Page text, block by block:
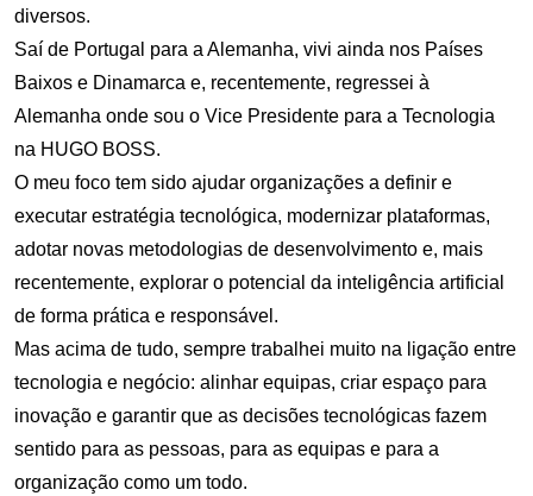
diversos.
Saí de Portugal para a Alemanha, vivi ainda nos Países
Baixos e Dinamarca e, recentemente, regressei à
Alemanha onde sou o Vice Presidente para a Tecnologia
na HUGO BOSS.
O meu foco tem sido ajudar organizações a definir e
executar estratégia tecnológica, modernizar plataformas,
adotar novas metodologias de desenvolvimento e, mais
recentemente, explorar o potencial da inteligência artificial
de forma prática e responsável.
Mas acima de tudo, sempre trabalhei muito na ligação entre
tecnologia e negócio: alinhar equipas, criar espaço para
inovação e garantir que as decisões tecnológicas fazem
sentido para as pessoas, para as equipas e para a
organização como um todo.